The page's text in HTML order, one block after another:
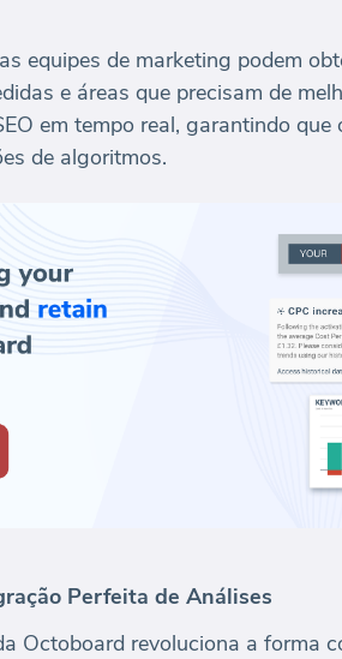
equipes de marketing podem
e áreas que precisam de
em tempo real, garantindo
de algoritmos.
Perfeita de Análises
Octoboard revoluciona a forma